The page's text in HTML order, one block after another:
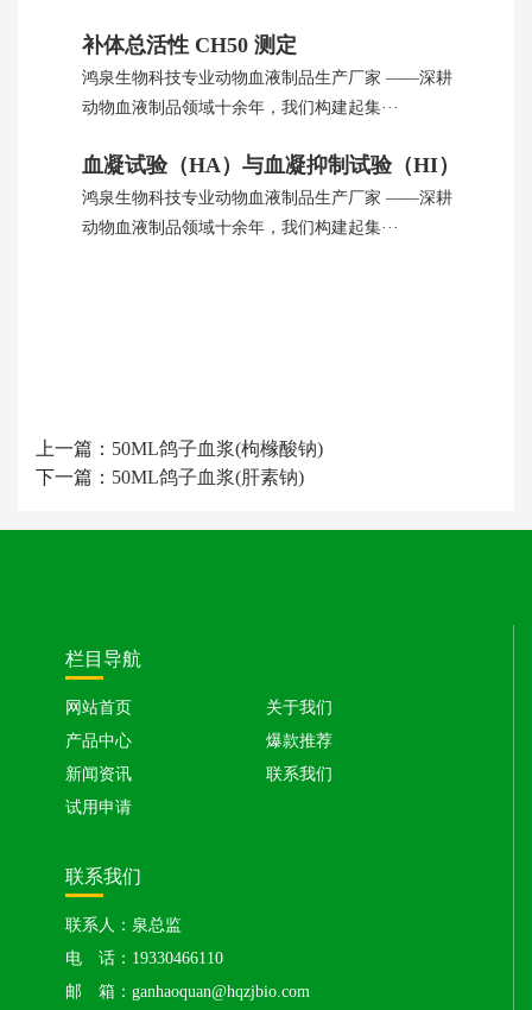
补体总活性 CH50 测定
鸿泉生物科技专业动物血液制品生产厂家 ——深耕
动物血液制品领域十余年，我们构建起集···
血凝试验（HA）与血凝抑制试验（HI）
鸿泉生物科技专业动物血液制品生产厂家 ——深耕
动物血液制品领域十余年，我们构建起集···
上一篇： 50ML鸽子血浆(枸橼酸钠)
下一篇： 50ML鸽子血浆(肝素钠)
栏目导航
网站首页
关于我们
产品中心
爆款推荐
新闻资讯
联系我们
试用申请
联系我们
联系人：泉总监
电 话：19330466110
邮 箱：ganhaoquan@hqzjbio.com